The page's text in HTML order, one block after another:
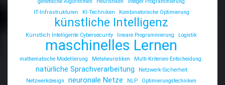
IT-Infrastrukturen
KI-Techniken Kombinatorische Optimierung
künstliche Intelligenz
Künstlich Intelligente Cybersecurity lineare Programmierung Logistik
maschinelles Lernen
mathematische Modellierung Metaheuristiken Multi-Kriterien-Entscheidung.
natürliche Sprachverarbeitung
Netzwerk-Sicherheit
Netzwerkdesign
neuronale Netze NLP
Optimierungstechniken